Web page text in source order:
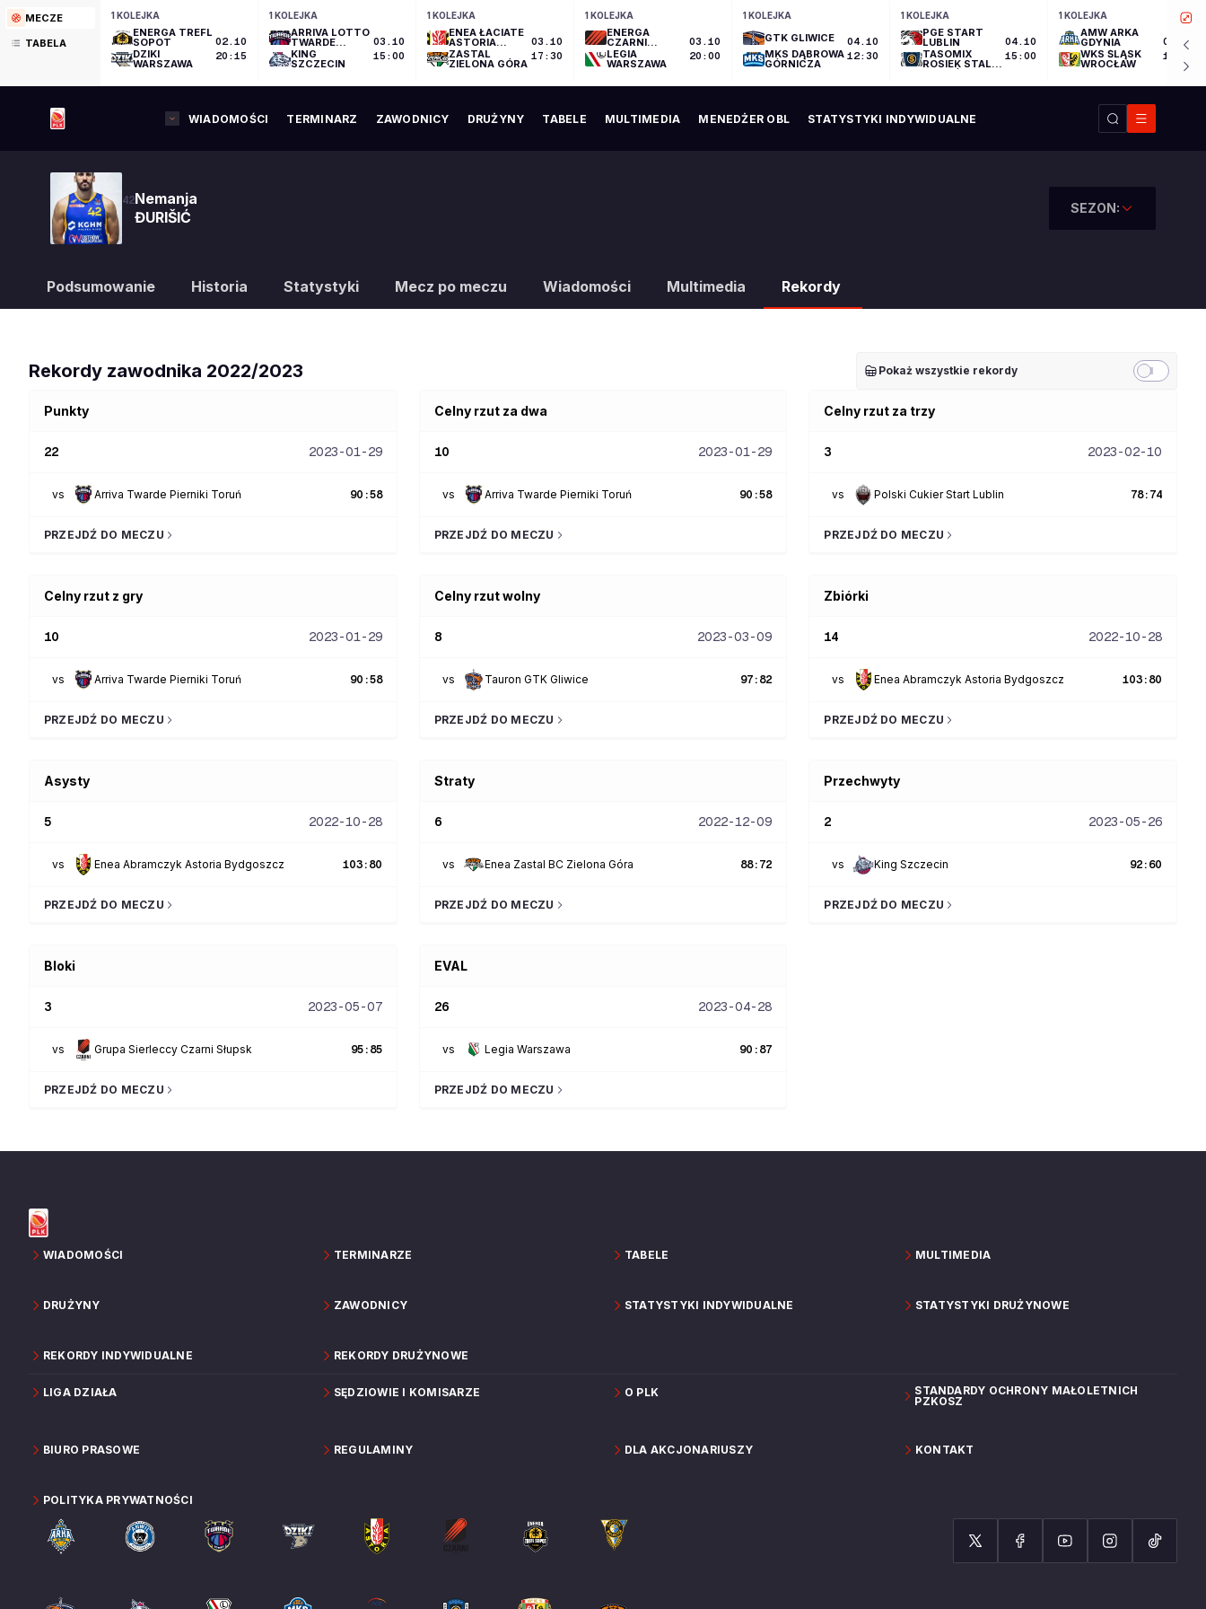
MECZE
TABELA
1 KOLEJKA
ENERGA TREFL
SOPOT
DZIKI
WARSZAWA
02.10
20:15
1 KOLEJKA
ARRIVA LOTTO
TWARDE
PIERNIKI
TORUŃ
KING
SZCZECIN
03.10
15:00
1 KOLEJKA
ENEA ŁACIATE
ASTORIA
BYDGOSZCZ
ZASTAL
ZIELONA GÓRA
03.10
17:30
1 KOLEJKA
ENERGA
CZARNI
SŁUPSK
LEGIA
WARSZAWA
03.10
20:00
1 KOLEJKA
GTK GLIWICE
MKS DĄBROWA
GÓRNICZA
04.10
12:30
1 KOLEJKA
PGE START
LUBLIN
TASOMIX
ROSIEK STAL
WIELKOPOLSKI
04.10
15:00
1 KOLEJKA
AMW ARKA
GDYNIA
WKS ŚLĄSK
WROCŁAW
04.10
17:30
WIADOMOŚCI TERMINARZ ZAWODNICY DRUŻYNY TABELE MULTIMEDIA MENEDŻER OBL STATYSTYKI INDYWIDUALNE
42Nemanja
ĐURIŠIĆ
SEZON:
Podsumowanie Historia Statystyki Mecz po meczu Wiadomości Multimedia Rekordy
Rekordy zawodnika 2022/2023 Pokaż wszystkie rekordy
Punkty
22 2023-01-29
vs Arriva Twarde Pierniki Toruń 90 :58
PRZEJDŹ DO MECZU
Celny rzut za dwa
10 2023-01-29
vs Arriva Twarde Pierniki Toruń 90 :58
PRZEJDŹ DO MECZU
Celny rzut za trzy
3 2023-02-10
vs Polski Cukier Start Lublin 78: 74
PRZEJDŹ DO MECZU
Celny rzut z gry
10 2023-01-29
vs Arriva Twarde Pierniki Toruń 90 :58
PRZEJDŹ DO MECZU
Celny rzut wolny
8 2023-03-09
vs Tauron GTK Gliwice 97 : 82
PRZEJDŹ DO MECZU
Zbiórki
14 2022-10-28
vs Enea Abramczyk Astoria Bydgoszcz 103: 80
PRZEJDŹ DO MECZU
Asysty
5 2022-10-28
vs Enea Abramczyk Astoria Bydgoszcz 103: 80
PRZEJDŹ DO MECZU
Straty
6 2022-12-09
vs Enea Zastal BC Zielona Góra 88: 72
PRZEJDŹ DO MECZU
Przechwyty
2 2023-05-26
vs King Szczecin 92: 60
PRZEJDŹ DO MECZU
Bloki
3 2023-05-07
vs Grupa Sierleccy Czarni Słupsk 95: 85
PRZEJDŹ DO MECZU
EVAL
26 2023-04-28
vs Legia Warszawa 90 : 87
PRZEJDŹ DO MECZU
WIADOMOŚCI TERMINARZE TABELE MULTIMEDIA
DRUŻYNY ZAWODNICY STATYSTYKI INDYWIDUALNE STATYSTYKI DRUŻYNOWE
REKORDY INDYWIDUALNE REKORDY DRUŻYNOWE
LIGA DZIAŁA SĘDZIOWIE I KOMISARZE O PLK
STANDARDY OCHRONY MAŁOLETNICH
PZKOSZ
BIURO PRASOWE REGULAMINY DLA AKCJONARIUSZY KONTAKT
POLITYKA PRYWATNOŚCI